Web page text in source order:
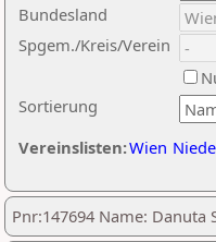
Sortierung
Bundesland
Spgem./Kreis/Verein
Vereinslisten:Wien
Pnr:147694 Name: Danuta